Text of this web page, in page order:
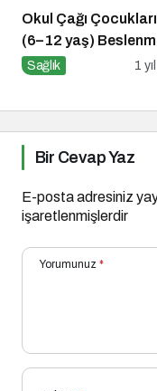
Okul Çağı
(6–12 yaş)
Sağlık 1
Bir Cevap Yaz
E-posta adresiniz
işaretlenmişlerdir
Yorumunuz *